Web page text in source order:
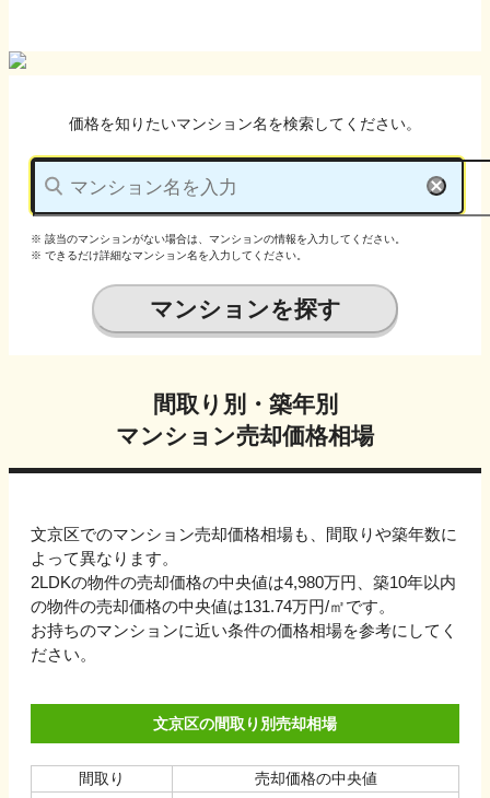
価格を知りたいマンション名を検索してください。
※ 該当のマンションがない場合は、マンションの情報を入力してください。
※ できるだけ詳細なマンション名を入力してください。
マンションを探す
間取り別・築年別
マンション売却価格相場
文京区でのマンション売却価格相場も、間取りや築年数に
よって異なります。
2LDKの物件の売却価格の中央値は4,980万円、 築10年以内
の物件の売却価格の中央値は131.74万円/㎡です。
お持ちのマンションに近い条件の価格相場を参考にしてく
ださい。
文京区の間取り別売却相場
間取り 売却価格の中央値